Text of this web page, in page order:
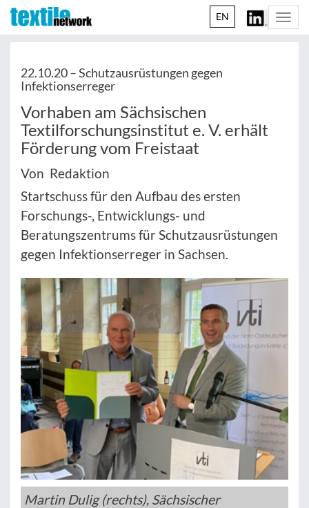
EN
22.10.20 –Schutzausrüstungen gegen
Infektionserreger
Vorhaben am Sächsischen
Textilforschungsinstitut e. V. erhält
Förderung vom Freistaat
Von Redaktion
Startschuss für den Aufbau des ersten
Forschungs-, Entwicklungs- und
Beratungszentrums für Schutzausrüstungen
gegen Infektionserreger in Sachsen.
Martin Dulig (rechts), Sächsischer